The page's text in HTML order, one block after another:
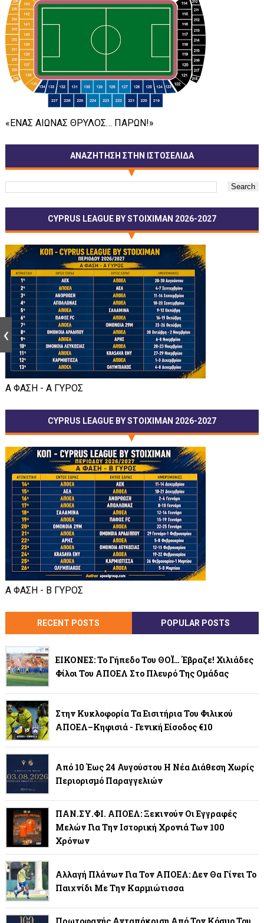
«ΕΝΑΣ ΑΙΩΝΑΣ ΘΡΥΛΟΣ… ΠΑΡΩΝ!»
ΑΝΑΖΗΤΗΣΗ ΣΤΗΝ ΙΣΤΟΣΕΛΙΔΑ
CYPRUS LEAGUE BY STOIXIMAN 2026-2027
Α ΦΑΣΗ - Α ΓΥΡΟΣ
CYPRUS LEAGUE BY STOIXIMAN 2026-2027
Α ΦΑΣΗ - Β ΓΥΡΟΣ
RECENT POSTS POPULAR POSTS
ΕΙΚΟΝΕΣ: Το Γήπεδο Του ΘΟΪ… Έβραζε! Χιλιάδες
Φίλοι Του ΑΠΟΕΛ Στο Πλευρό Της Ομάδας
Στην Κυκλοφορία Τα Εισιτήρια Του Φιλικού
ΑΠΟΕΛ–Κηφισιά - Γενική Είσοδος €10
Από 10 Έως 24 Αυγούστου Η Νέα Διάθεση Χωρίς
Περιορισμό Παραγγελιών
ΠΑΝ.ΣΥ.ΦΙ. ΑΠΟΕΛ: Ξεκινούν Οι Εγγραφές
Μελών Για Την Ιστορική Χρονιά Των 100
Χρόνων
Αλλαγή Πλάνων Για Τον ΑΠΟΕΛ: Δεν Θα Γίνει Το
Παιχνίδι Με Την Καρμιώτισσα